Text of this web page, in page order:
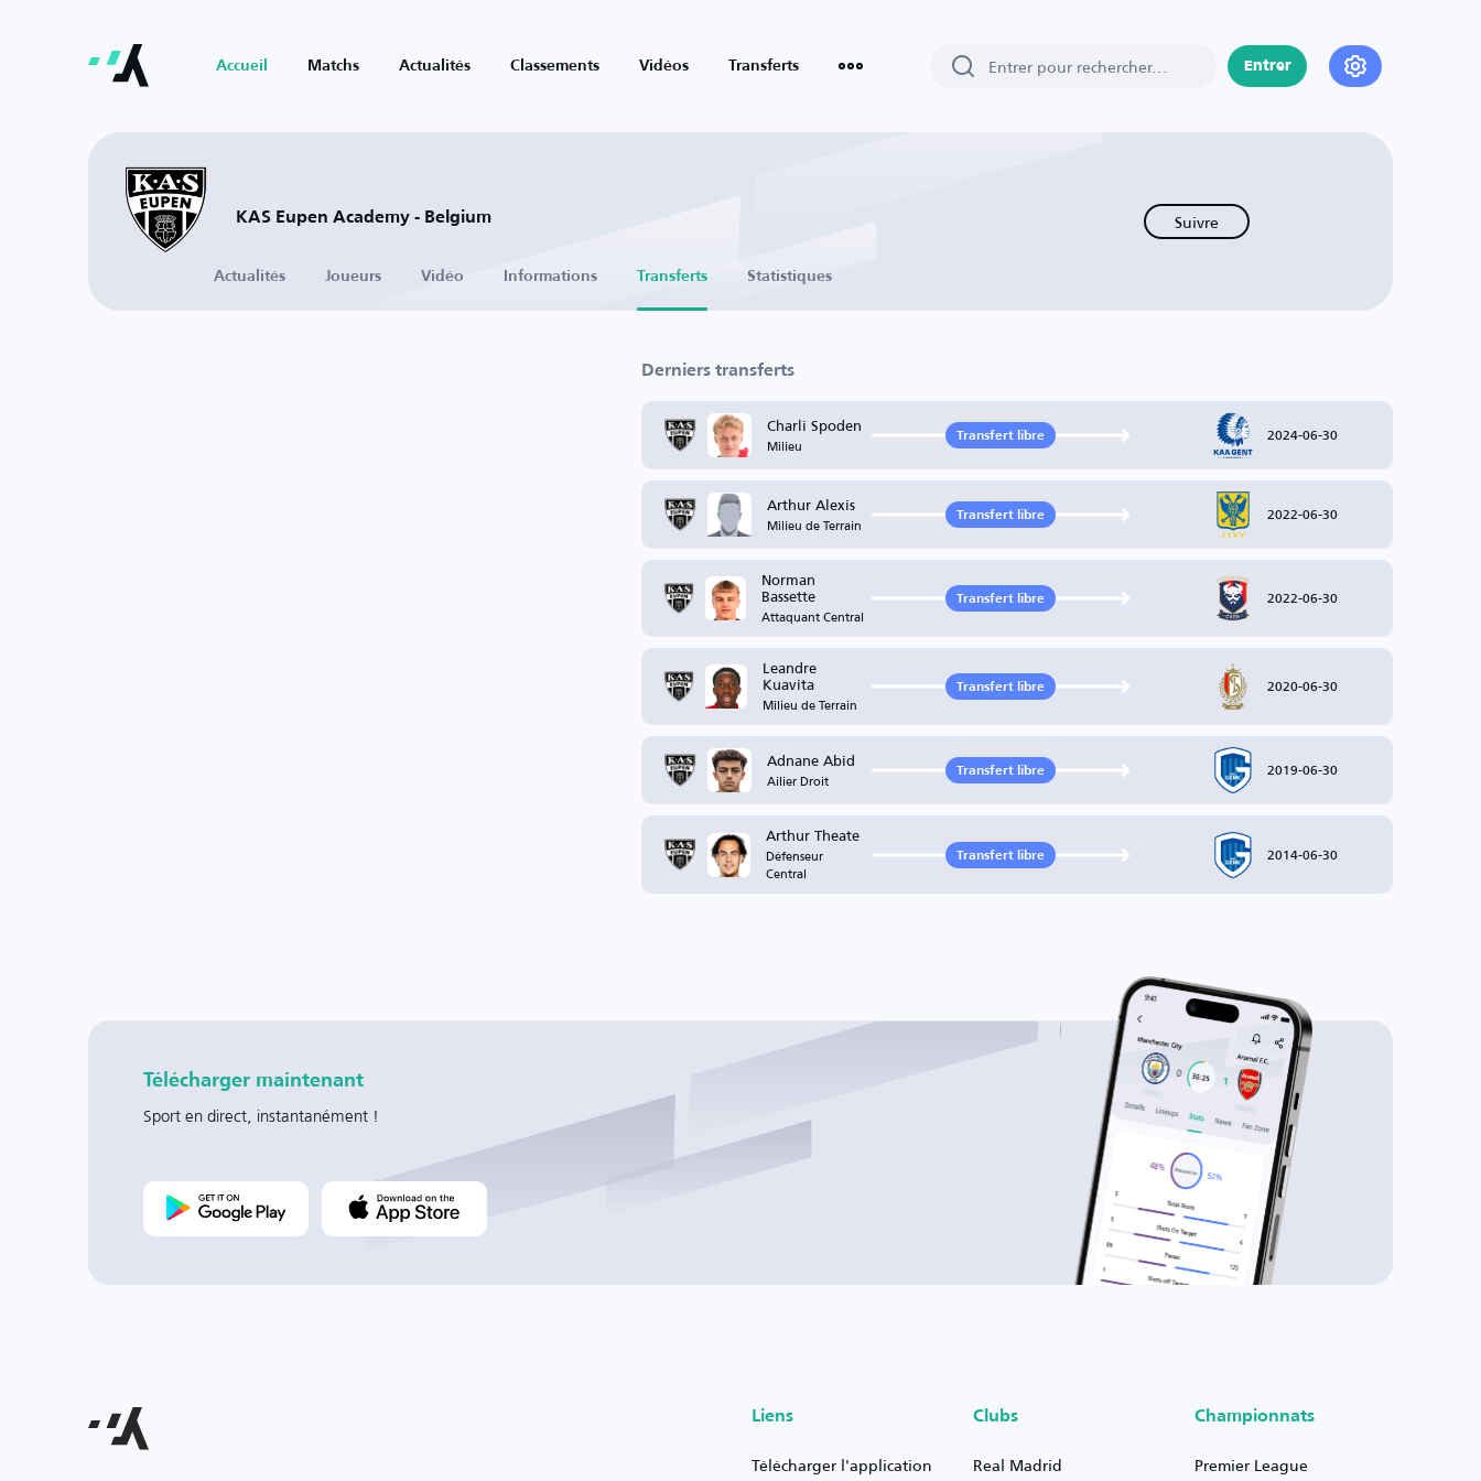
Accueil Matchs Actualités Classements Vidéos Transferts Entrer
KAS Eupen Academy - Belgium Suivre
Actualités Joueurs Vidéo Informations Transferts Statistiques
Derniers transferts
Charli Spoden
Milieu Transfert libre 2024-06-30
Arthur Alexis
Milieu de Terrain Transfert libre 2022-06-30
Norman
Bassette
Attaquant Central
Transfert libre 2022-06-30
Leandre
Kuavita
Milieu de Terrain
Transfert libre 2020-06-30
Adnane Abid
Ailier Droit Transfert libre 2019-06-30
Arthur Theate
Défenseur
Central
Transfert libre 2014-06-30
Télécharger maintenant
Sport en direct, instantanément !
Liens
Télécharger l'application
Clubs
Real Madrid
Championnats
Premier League